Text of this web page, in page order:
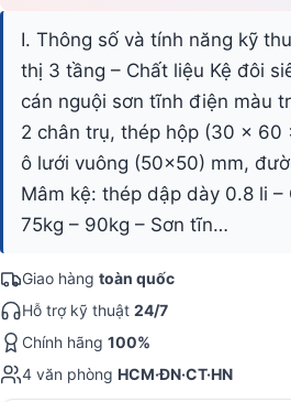
I. Thông số và tính năng kỹ
thị 3 tầng – Chất liệu Kệ đôi
cán nguội sơn tĩnh điện màu
2 chân trụ, thép hộp (30 x 60
ô lưới vuông (50×50) mm,
Mâm kệ: thép dập dày 0.8 li –
75kg – 90kg – Sơn tĩn…
Giao hàng toàn quốc
Hỗ trợ kỹ thuật 24/7
Chính hãng 100%
4 văn phòng HCM·ĐN·CT·HN